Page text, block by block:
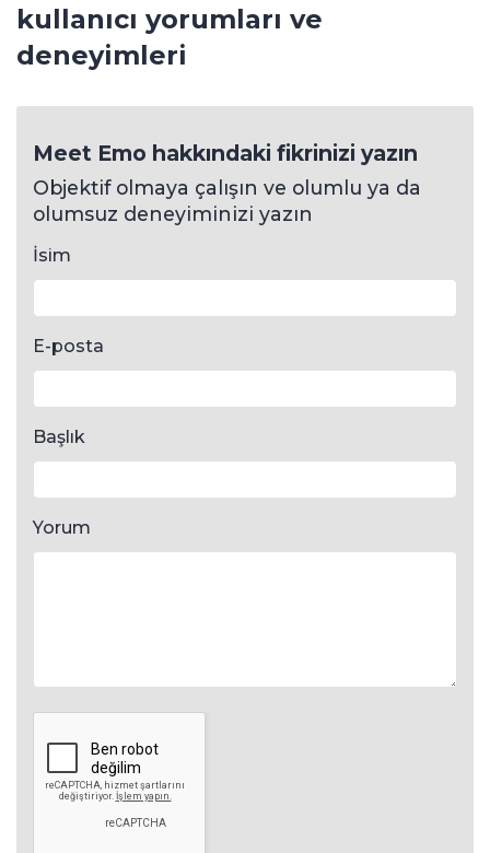
kullanıcı yorumları ve
deneyimleri
Meet Emo hakkındaki fikrinizi yazın
Objektif olmaya çalışın ve olumlu ya da
olumsuz deneyiminizi yazın
İsim
E-posta
Başlık
Yorum